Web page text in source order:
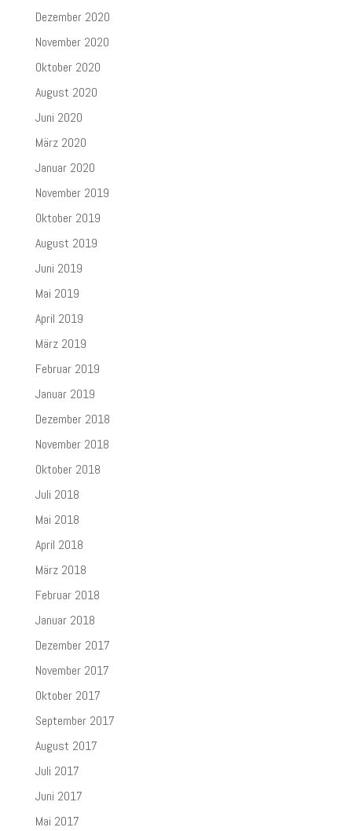
Dezember 2020
November 2020
Oktober 2020
August 2020
Juni 2020
März 2020
Januar 2020
November 2019
Oktober 2019
August 2019
Juni 2019
Mai 2019
April 2019
März 2019
Februar 2019
Januar 2019
Dezember 2018
November 2018
Oktober 2018
Juli 2018
Mai 2018
April 2018
März 2018
Februar 2018
Januar 2018
Dezember 2017
November 2017
Oktober 2017
September 2017
August 2017
Juli 2017
Juni 2017
Mai 2017